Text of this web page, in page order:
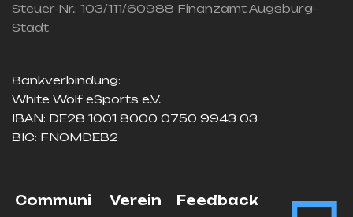
Steuer-Nr.: 103/111/60988 Finanzamt Augsburg-
Stadt
Bankverbindung:
White Wolf eSports e.V.
IBAN: DE28 1001 8000 0750 9943 03
BIC: FNOMDEB2
Communi
Verein Feedback